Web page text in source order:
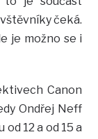
čeká.
je možno se i
Canon
Ondřej Neff
12 a od 15 a